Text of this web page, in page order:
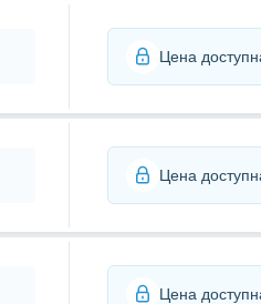
Цена
Цена
Цена